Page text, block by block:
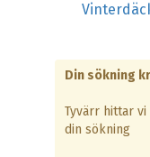
Din sökning
Tyvärr hittar
din sökning